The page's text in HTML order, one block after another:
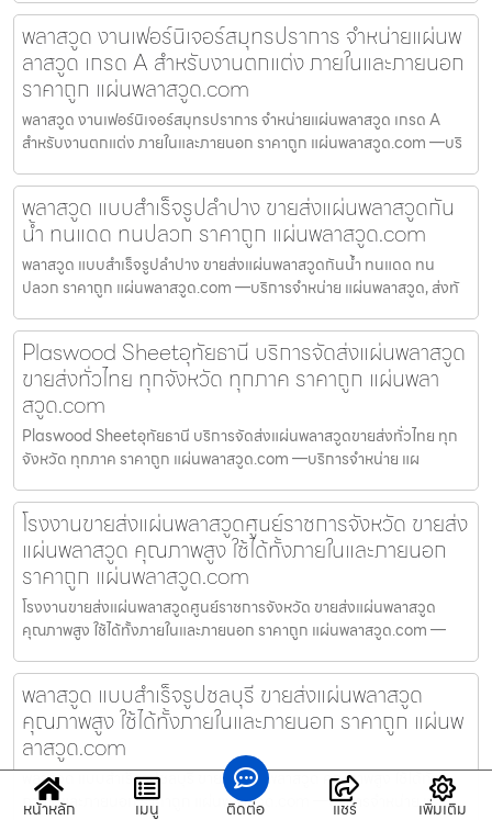
พลาสวูด งานเฟอร์นิเจอร์สมุทรปราการ จำหน่ายแผ่นพ
ลาสวูด เกรด A สำหรับงานตกแต่ง ภายในและภายนอก
ราคาถูก แผ่นพลาสวูด.com
พลาสวูด งานเฟอร์นิเจอร์สมุทรปราการ จำหน่ายแผ่นพลาสวูด เกรด A
สำหรับงานตกแต่ง ภายในและภายนอก ราคาถูก แผ่นพลาสวูด.com —บริ
พลาสวูด แบบสำเร็จรูปลำปาง ขายส่งแผ่นพลาสวูดกัน
น้ำ ทนแดด ทนปลวก ราคาถูก แผ่นพลาสวูด.com
พลาสวูด แบบสำเร็จรูปลำปาง ขายส่งแผ่นพลาสวูดกันน้ำ ทนแดด ทน
ปลวก ราคาถูก แผ่นพลาสวูด.com —บริการจำหน่าย แผ่นพลาสวูด, ส่งทั
Plaswood Sheetอุทัยธานี บริการจัดส่งแผ่นพลาสวูด
ขายส่งทั่วไทย ทุกจังหวัด ทุกภาค ราคาถูก แผ่นพลา
สวูด.com
Plaswood Sheetอุทัยธานี บริการจัดส่งแผ่นพลาสวูดขายส่งทั่วไทย ทุก
จังหวัด ทุกภาค ราคาถูก แผ่นพลาสวูด.com —บริการจำหน่าย แผ
โรงงานขายส่งแผ่นพลาสวูดศูนย์ราชการจังหวัด ขายส่ง
แผ่นพลาสวูด คุณภาพสูง ใช้ได้ทั้งภายในและภายนอก
ราคาถูก แผ่นพลาสวูด.com
โรงงานขายส่งแผ่นพลาสวูดศูนย์ราชการจังหวัด ขายส่งแผ่นพลาสวูด
คุณภาพสูง ใช้ได้ทั้งภายในและภายนอก ราคาถูก แผ่นพลาสวูด.com —
พลาสวูด แบบสำเร็จรูปชลบุรี ขายส่งแผ่นพลาสวูด
คุณภาพสูง ใช้ได้ทั้งภายในและภายนอก ราคาถูก แผ่นพ
ลาสวูด.com
พลาสวูด แบบสำเร็จรูปชลบุรี ขายส่งแผ่นพลาสวูด คุณภาพสูง ใช้ได้ทั้ง
ภายในและภายนอก ราคาถูก แผ่นพลาสวูด.com —บริการจำหน่าย แ
หน้าหลัก เมนู ติดต่อ แชร์ เพิ่มเติม